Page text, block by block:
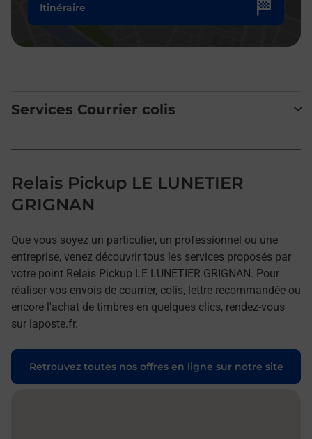
Itinéraire
Services Courrier colis
Relais Pickup LE LUNETIER
GRIGNAN
Que vous soyez un particulier, un professionnel ou une
entreprise, venez découvrir tous les services proposés par
votre point Relais Pickup LE LUNETIER GRIGNAN. Pour
réaliser vos envois de courrier, colis, lettre recommandée ou
encore l'achat de timbres en quelques clics, rendez-vous
sur laposte.fr.
Retrouvez toutes nos offres en ligne sur notre site